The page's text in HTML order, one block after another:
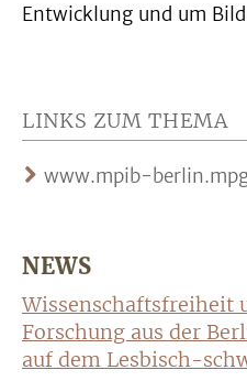
Entwicklung und um
LINKS ZUM THEMA
www.mpib-
NEWS
Wissenschaftsfreiheit
Forschung aus der
auf dem Lesbisch-